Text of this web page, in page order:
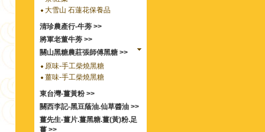
大雪山 石蓮花保養品
清珍農產行-牛蒡 >>
將軍老董牛蒡 >>
關山黑糖農莊張師傅黑糖 >>
原味-手工柴燒黑糖
薑味-手工柴燒黑糖
東台灣-薑黃粉 >>
關西李記-黑豆蔭油.仙草醬油 >>
薑先生-薑片.薑黑糖.薑(黃)粉.足
薑 >>